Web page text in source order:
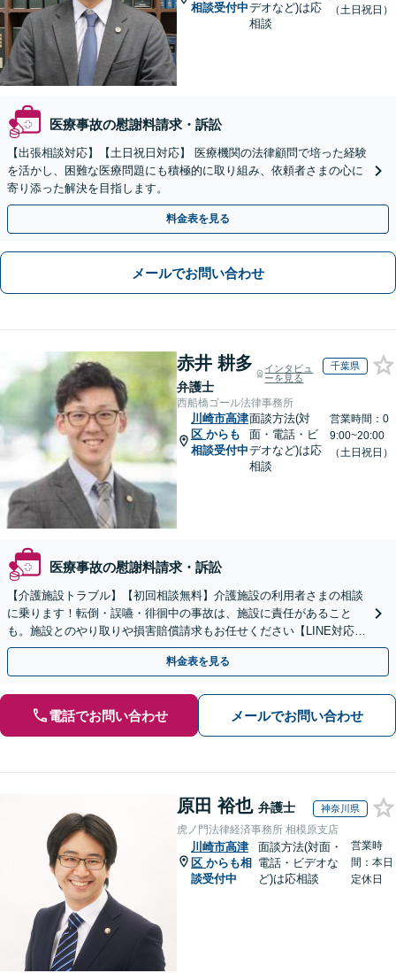
相談受付中デオなど)は応
相談
（土日祝日）
医療事故の慰謝料請求・訴訟
【出張相談対応】【土日祝日対応】 医療機関の法律顧問で培った経験
を活かし、困難な医療問題にも積極的に取り組み、依頼者さまの心に
寄り添った解決を目指します。
料金表を見る
メールでお問い合わせ
赤井 耕多
弁護士
インタビュ
ーを見る
千葉県
西船橋ゴール法律事務所
川崎市高津
区 からも
相談受付中
面談方法(対
面・電話・ビ
デオなど)は応
相談
営業時間：0
9:00~20:00
（土日祝日）
医療事故の慰謝料請求・訴訟
【介護施設トラブル】【初回相談無料】介護施設の利用者さまの相談
に乗ります！転倒・誤嚥・徘徊中の事故は、施設に責任があること
も。施設とのやり取りや損害賠償請求もお任せください【LINE対応
可】【夜間・休日面談可】【関東エリア対応】
料金表を見る
電話でお問い合わせ メールでお問い合わせ
原田 裕也 弁護士 神奈川県
虎ノ門法律経済事務所 相模原支店
川崎市高津
区 からも相
談受付中
面談方法(対面・
電話・ビデオな
ど)は応相談
営業時
間：本日
定休日